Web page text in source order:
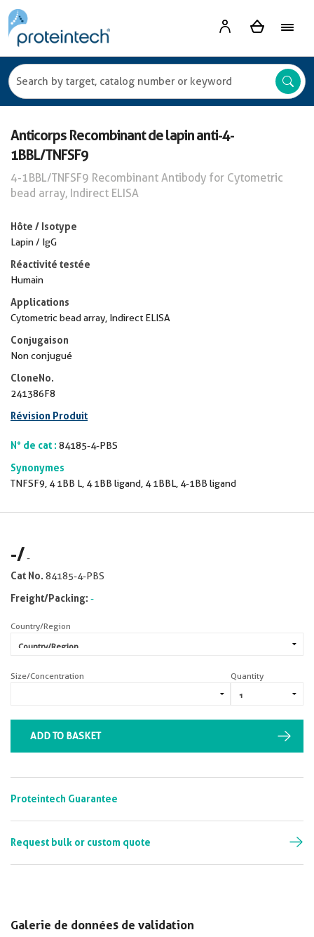
Anticorps Recombinant de lapin anti-4-
1BBL/TNFSF9
4-1BBL/TNFSF9 Recombinant Antibody for Cytometric
bead array, Indirect ELISA
Hôte / Isotype
Lapin / IgG
Réactivité testée
Humain
Applications
Cytometric bead array, Indirect ELISA
Conjugaison
Non conjugué
CloneNo.
241386F8
Révision Produit
N° de cat : 84185-4-PBS
Synonymes
TNFSF9, 4 1BB L, 4 1BB ligand, 4 1BBL, 4-1BB ligand
Galerie de données de validation
-/-
Cat No. 84185-4-PBS
Freight/Packing: -
Country/Region
Size/Concentration Quantity
ADD TO BASKET
Proteintech Guarantee
Request bulk or custom quote